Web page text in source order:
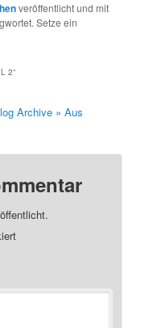
veröffentlicht und mit
Setze ein
2“
Archive » Aus